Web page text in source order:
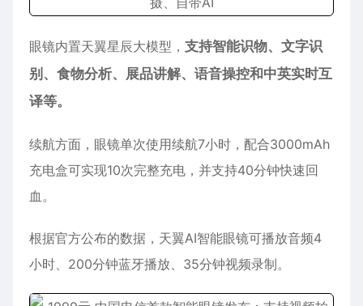
眼镜内置天翼星辰大模型， 支持智能识物、文字识
别、食物分析、展品讲解、语音操控和中英实时互
译等。
续航方面，眼镜单次使用续航7小时，配合3000mAh
充电盒可实现10次完整充电，并支持40分钟快速回
血。
根据官方公布的数据，天翼AI智能眼镜可播放音频4
小时、200分钟蓝牙播放、35分钟视频录制。